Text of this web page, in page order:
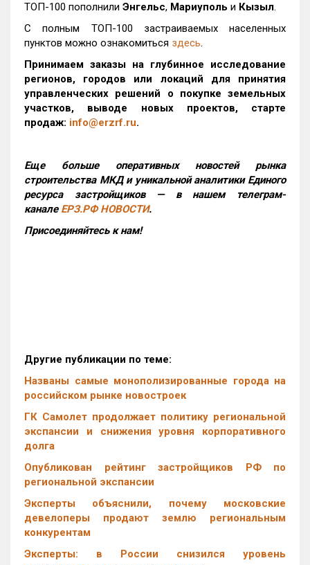
ТОП-100 пополнили Энгельс, Мариуполь и Кызыл.
С полным ТОП-100 застраиваемых населенных
пунктов можно ознакомиться здесь.
Принимаем заказы на глубинное исследование
регионов, городов или локаций для принятия
управленческих решений о покупке земельных
участков, выводе новых проектов, старте
продаж: info@erzrf.ru.
Еще больше оперативных новостей рынка
строительства МКД и уникальной аналитики Единого
ресурса застройщиков — в нашем телеграм-
канале ЕРЗ.РФ НОВОСТИ.
Присоединяйтесь к нам!
Другие публикации по теме:
Названы самые монополизированные города на
российском рынке новостроек
ГК Самолет продолжает политику региональной
экспансии и снижения уровня корпоративного
долга
Опубликован рейтинг застройщиков РФ по
региональной экспансии
Эксперты объяснили, почему московские
девелоперы продают землю региональным
конкурентам
Эксперты: в России снизился уровень